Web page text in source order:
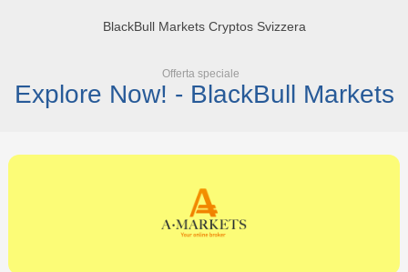
BlackBull Markets Cryptos Svizzera
Offerta speciale
Explore Now! - BlackBull Markets